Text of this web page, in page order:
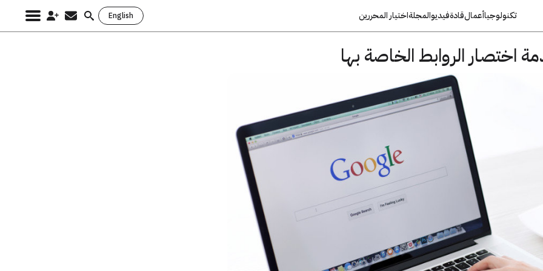
تكنولوجياأعمالقادةفيديوالمجلةاختيار المحررين English
Search
اختصار الروابط الخاصة بها